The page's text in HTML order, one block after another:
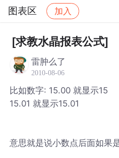
图表区 加入
社区 图表区 帖子详情
[求教水晶报表公式]
雷肿么了
2010-08-06
比如数字: 15.00 就显示15
15.01 就显示15.01
意思就是说小数点后面如果